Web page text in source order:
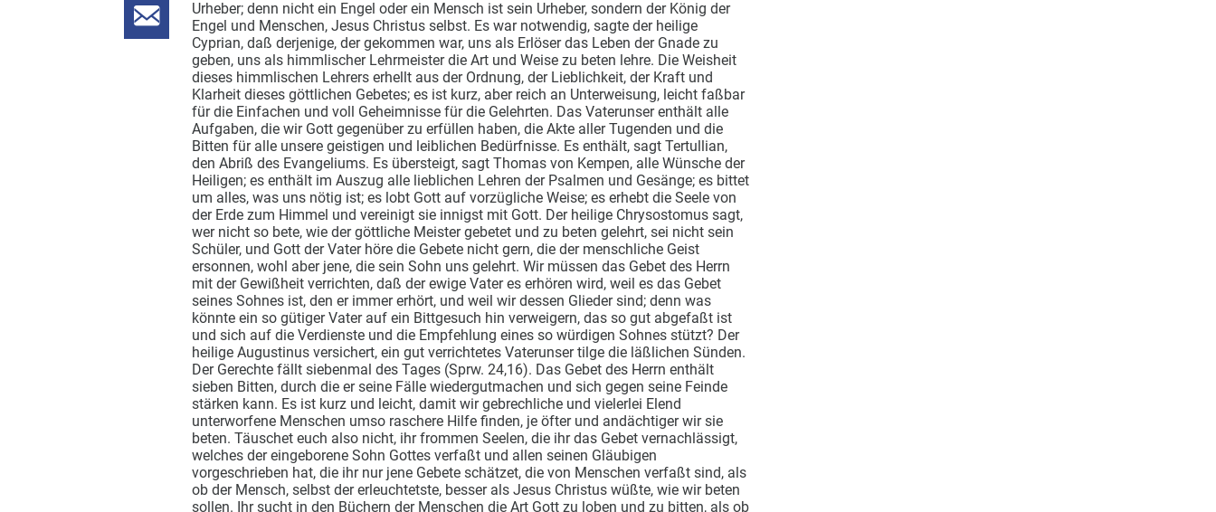
Urheber; denn nicht ein Engel oder ein Mensch ist sein Urheber, sondern der König der
Engel und Menschen, Jesus Christus selbst. Es war notwendig, sagte der heilige
Cyprian, daß derjenige, der gekommen war, uns als Erlöser das Leben der Gnade zu
geben, uns als himmlischer Lehrmeister die Art und Weise zu beten lehre. Die Weisheit
dieses himmlischen Lehrers erhellt aus der Ordnung, der Lieblichkeit, der Kraft und
Klarheit dieses göttlichen Gebetes; es ist kurz, aber reich an Unterweisung, leicht faßbar
für die Einfachen und voll Geheimnisse für die Gelehrten. Das Vaterunser enthält alle
Aufgaben, die wir Gott gegenüber zu erfüllen haben, die Akte aller Tugenden und die
Bitten für alle unsere geistigen und leiblichen Bedürfnisse. Es enthält, sagt Tertullian,
den Abriß des Evangeliums. Es übersteigt, sagt Thomas von Kempen, alle Wünsche der
Heiligen; es enthält im Auszug alle lieblichen Lehren der Psalmen und Gesänge; es bittet
um alles, was uns nötig ist; es lobt Gott auf vorzügliche Weise; es erhebt die Seele von
der Erde zum Himmel und vereinigt sie innigst mit Gott. Der heilige Chrysostomus sagt,
wer nicht so bete, wie der göttliche Meister gebetet und zu beten gelehrt, sei nicht sein
Schüler, und Gott der Vater höre die Gebete nicht gern, die der menschliche Geist
ersonnen, wohl aber jene, die sein Sohn uns gelehrt. Wir müssen das Gebet des Herrn
mit der Gewißheit verrichten, daß der ewige Vater es erhören wird, weil es das Gebet
seines Sohnes ist, den er immer erhört, und weil wir dessen Glieder sind; denn was
könnte ein so gütiger Vater auf ein Bittgesuch hin verweigern, das so gut abgefaßt ist
und sich auf die Verdienste und die Empfehlung eines so würdigen Sohnes stützt? Der
heilige Augustinus versichert, ein gut verrichtetes Vaterunser tilge die läßlichen Sünden.
Der Gerechte fällt siebenmal des Tages (Sprw. 24,16). Das Gebet des Herrn enthält
sieben Bitten, durch die er seine Fälle wiedergutmachen und sich gegen seine Feinde
stärken kann. Es ist kurz und leicht, damit wir gebrechliche und vielerlei Elend
unterworfene Menschen umso raschere Hilfe finden, je öfter und andächtiger wir sie
beten. Täuschet euch also nicht, ihr frommen Seelen, die ihr das Gebet vernachlässigt,
welches der eingeborene Sohn Gottes verfaßt und allen seinen Gläubigen
vorgeschrieben hat, die ihr nur jene Gebete schätzet, die von Menschen verfaßt sind, als
ob der Mensch, selbst der erleuchtetste, besser als Jesus Christus wüßte, wie wir beten
sollen. Ihr sucht in den Büchern der Menschen die Art Gott zu loben und zu bitten, als ob